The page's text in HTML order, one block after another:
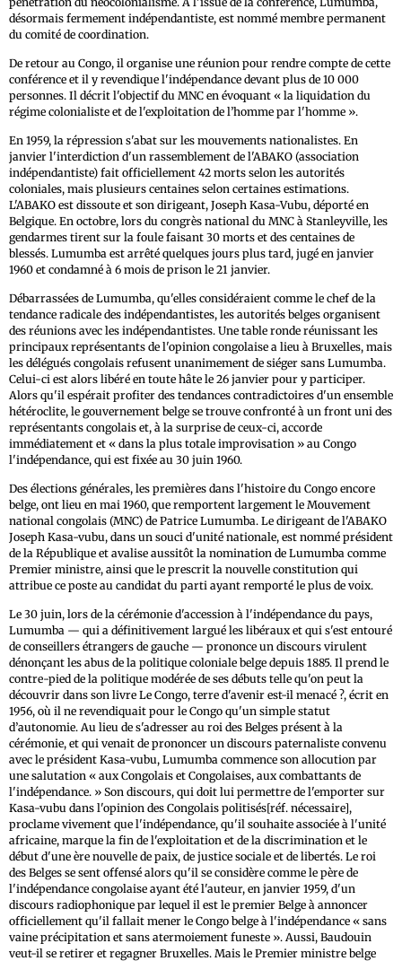
désormais fermement indépendantiste, est nommé membre permanent
du comité de coordination.
De retour au Congo, il organise une réunion pour rendre compte de cette
conférence et il y revendique l'indépendance devant plus de 10 000
personnes. Il décrit l'objectif du MNC en évoquant « la liquidation du
régime colonialiste et de l'exploitation de l’homme par l'homme ».
En 1959, la répression s'abat sur les mouvements nationalistes. En
janvier l'interdiction d'un rassemblement de l'ABAKO (association
indépendantiste) fait officiellement 42 morts selon les autorités
coloniales, mais plusieurs centaines selon certaines estimations.
L'ABAKO est dissoute et son dirigeant, Joseph Kasa-Vubu, déporté en
Belgique. En octobre, lors du congrès national du MNC à Stanleyville, les
gendarmes tirent sur la foule faisant 30 morts et des centaines de
blessés. Lumumba est arrêté quelques jours plus tard, jugé en janvier
1960 et condamné à 6 mois de prison le 21 janvier.
Débarrassées de Lumumba, qu'elles considéraient comme le chef de la
tendance radicale des indépendantistes, les autorités belges organisent
des réunions avec les indépendantistes. Une table ronde réunissant les
principaux représentants de l'opinion congolaise a lieu à Bruxelles, mais
les délégués congolais refusent unanimement de siéger sans Lumumba.
Celui-ci est alors libéré en toute hâte le 26 janvier pour y participer.
Alors qu'il espérait profiter des tendances contradictoires d'un ensemble
hétéroclite, le gouvernement belge se trouve confronté à un front uni des
représentants congolais et, à la surprise de ceux-ci, accorde
immédiatement et « dans la plus totale improvisation » au Congo
l'indépendance, qui est fixée au 30 juin 1960.
Des élections générales, les premières dans l'histoire du Congo encore
belge, ont lieu en mai 1960, que remportent largement le Mouvement
national congolais (MNC) de Patrice Lumumba. Le dirigeant de l'ABAKO
Joseph Kasa-vubu, dans un souci d'unité nationale, est nommé président
de la République et avalise aussitôt la nomination de Lumumba comme
Premier ministre, ainsi que le prescrit la nouvelle constitution qui
attribue ce poste au candidat du parti ayant remporté le plus de voix.
Le 30 juin, lors de la cérémonie d'accession à l'indépendance du pays,
Lumumba — qui a définitivement largué les libéraux et qui s'est entouré
de conseillers étrangers de gauche — prononce un discours virulent
dénonçant les abus de la politique coloniale belge depuis 1885. Il prend le
contre-pied de la politique modérée de ses débuts telle qu'on peut la
découvrir dans son livre Le Congo, terre d'avenir est-il menacé ?, écrit en
1956, où il ne revendiquait pour le Congo qu'un simple statut
d’autonomie. Au lieu de s'adresser au roi des Belges présent à la
cérémonie, et qui venait de prononcer un discours paternaliste convenu
avec le président Kasa-vubu, Lumumba commence son allocution par
une salutation « aux Congolais et Congolaises, aux combattants de
l'indépendance. » Son discours, qui doit lui permettre de l'emporter sur
Kasa-vubu dans l'opinion des Congolais politisés[réf. nécessaire],
proclame vivement que l'indépendance, qu'il souhaite associée à l'unité
africaine, marque la fin de l'exploitation et de la discrimination et le
début d'une ère nouvelle de paix, de justice sociale et de libertés. Le roi
des Belges se sent offensé alors qu'il se considère comme le père de
l'indépendance congolaise ayant été l'auteur, en janvier 1959, d'un
discours radiophonique par lequel il est le premier Belge à annoncer
officiellement qu'il fallait mener le Congo belge à l'indépendance « sans
vaine précipitation et sans atermoiement funeste ». Aussi, Baudouin
veut-il se retirer et regagner Bruxelles. Mais le Premier ministre belge